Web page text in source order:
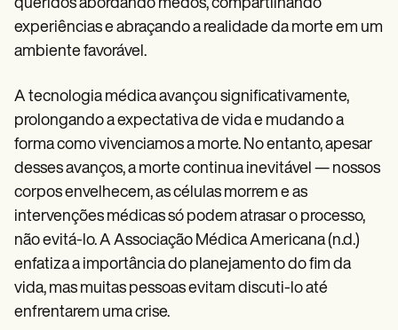
queridos abordando medos, compartilhando
experiências e abraçando a realidade da morte em um
ambiente favorável.
A tecnologia médica avançou significativamente,
prolongando a expectativa de vida e mudando a
forma como vivenciamos a morte. No entanto, apesar
desses avanços, a morte continua inevitável — nossos
corpos envelhecem, as células morrem e as
intervenções médicas só podem atrasar o processo,
não evitá-lo. A Associação Médica Americana (n.d.)
enfatiza a importância do planejamento do fim da
vida, mas muitas pessoas evitam discuti-lo até
enfrentarem uma crise.